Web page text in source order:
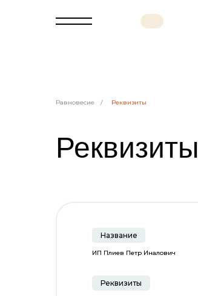
Равновесие / Реквизиты
Реквизиты
ИП Плиев Петр Иналович
Название
Реквизиты